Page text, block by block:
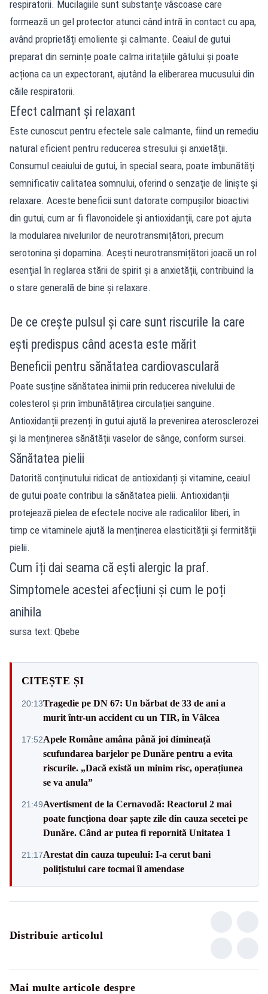
respiratorii. Mucilagiile sunt substanțe vâscoase care
formează un gel protector atunci când intră în contact cu apa,
având proprietăți emoliente și calmante. Ceaiul de gutui
preparat din semințe poate calma iritațiile gâtului și poate
acționa ca un expectorant, ajutând la eliberarea mucusului din
căile respiratorii.
Efect calmant și relaxant
Este cunoscut pentru efectele sale calmante, fiind un remediu
natural eficient pentru reducerea stresului și anxietății.
Consumul ceaiului de gutui, în special seara, poate îmbunătăți
semnificativ calitatea somnului, oferind o senzație de liniște și
relaxare. Aceste beneficii sunt datorate compușilor bioactivi
din gutui, cum ar fi flavonoidele și antioxidanții, care pot ajuta
la modularea nivelurilor de neurotransmițători, precum
serotonina și dopamina. Acești neurotransmițători joacă un rol
esențial în reglarea stării de spirit și a anxietății, contribuind la
o stare generală de bine și relaxare.
De ce crește pulsul și care sunt riscurile la care
ești predispus când acesta este mărit
Beneficii pentru sănătatea cardiovasculară
Poate susține sănătatea inimii prin reducerea nivelului de
colesterol și prin îmbunătățirea circulației sanguine.
Antioxidanții prezenți în gutui ajută la prevenirea aterosclerozei
și la menținerea sănătății vaselor de sânge, conform sursei.
Sănătatea pielii
Datorită conținutului ridicat de antioxidanți și vitamine, ceaiul
de gutui poate contribui la sănătatea pielii. Antioxidanții
protejează pielea de efectele nocive ale radicalilor liberi, în
timp ce vitaminele ajută la menținerea elasticității și fermității
pielii.
Cum îți dai seama că ești alergic la praf.
Simptomele acestei afecțiuni și cum le poți
anihila
sursa text: Qbebe
CITEȘTE ȘI
20:13Tragedie pe DN 67: Un bărbat de 33 de ani a
murit într-un accident cu un TIR, în Vâlcea
17:52Apele Române amâna până joi dimineață
scufundarea barjelor pe Dunăre pentru a evita
riscurile. „Dacă există un minim risc, operațiunea
se va anula”
21:49Avertisment de la Cernavodă: Reactorul 2 mai
poate funcționa doar șapte zile din cauza secetei pe
Dunăre. Când ar putea fi repornită Unitatea 1
21:17Arestat din cauza tupeului: I-a cerut bani
polițistului care tocmai îl amendase
Distribuie articolul
Mai multe articole despre